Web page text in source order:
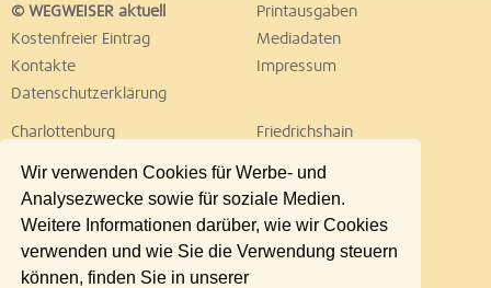
Wir verwenden Cookies für Werbe- und
Analysezwecke sowie für soziale Medien.
Weitere Informationen darüber, wie wir Cookies
verwenden und wie Sie die Verwendung steuern
können, finden Sie in unserer
© WEGWEISER aktuell
Printausgaben
Kostenfreier Eintrag
Mediadaten
Kontakte
Impressum
Datenschutzerklärung
Charlottenburg
Friedrichshain
Lichtenberg
Marzahn
Neukölln
Pankow